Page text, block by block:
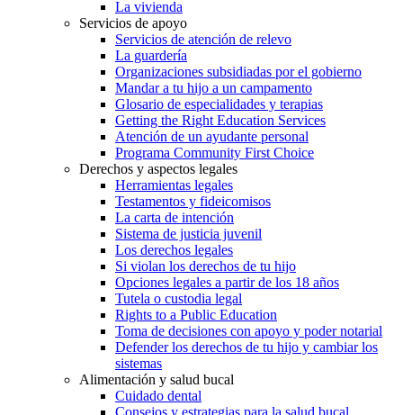
La vivienda
Servicios de apoyo
Servicios de atención de relevo
La guardería
Organizaciones subsidiadas por el gobierno
Mandar a tu hijo a un campamento
Glosario de especialidades y terapias
Getting the Right Education Services
Atención de un ayudante personal
Programa Community First Choice
Derechos y aspectos legales
Herramientas legales
Testamentos y fideicomisos
La carta de intención
Sistema de justicia juvenil
Los derechos legales
Si violan los derechos de tu hijo
Opciones legales a partir de los 18 años
Tutela o custodia legal
Rights to a Public Education
Toma de decisiones con apoyo y poder notarial
Defender los derechos de tu hijo y cambiar los
sistemas
Alimentación y salud bucal
Cuidado dental
Consejos y estrategias para la salud bucal